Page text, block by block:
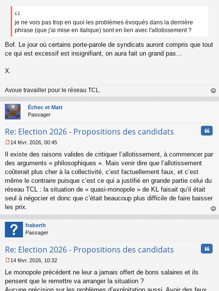
e
g
e
l
je ne vois pas trop en quoi les problèmes évoqués dans la dernière
phrase (que j'ai mise en italique) sont en lien avec l'allotissement ?
Bof. Le jour où certains porte-parole de syndicats auront compris que tout
ce qui est excessif est insignifiant, on aura fait un grand pas…
X.
Avoue travailler pour le réseau TCL.
au
Échec et Matt
Passager
Re: Election 2026 - Propositions des candidats
e
s
s
a
g
e
n
o
n
l
u
14 févr. 2026, 00:45
Il existe des raisons valides de critiquer l’allotissement, à commencer par
des arguments « philosophiques ». Mais venir dire que l’allotissement
coûterait plus cher à la collectivité, c’est factuellement faux, et c’est
même le contraire puisque c’est ce qui a justifié en grande partie celui du
réseau TCL : la situation de « quasi-monopole » de KL faisait qu’il était
seul à négocier et donc que c’était beaucoup plus difficile de faire baisser
les prix.
au
fraberth
Passager
Re: Election 2026 - Propositions des candidats
e
s
s
14 févr. 2026, 10:32
Le monopole précédent ne leur a jamais offert de bons salaires et ils
pensent que le remettre va arranger la situation ?